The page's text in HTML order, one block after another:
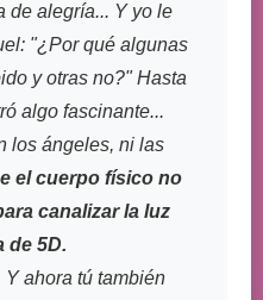
de alegría... Y yo le
"¿Por qué algunas
y otras no?" Hasta
algo fascinante...
los ángeles, ni las
el cuerpo físico no
canalizar la luz
de 5D.
ahora tú también